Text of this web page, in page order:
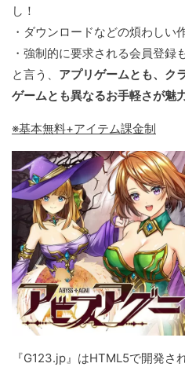
し！
・ダウンロードなどの煩わしい
・強制的に要求される会員登録
と言う、 アプリゲームとも、ク
ゲームとも異なるお手軽さが魅
※基本無料+アイテム課金制
『G123.jp』はHTML5で開発さ